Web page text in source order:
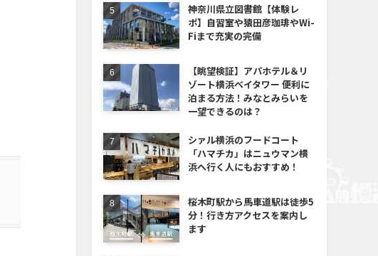
神奈川県立図書館【体験レ
ポ】自習室や猿田彦珈琲やWi-
Fiまで充実の完備
【眺望検証】アパホテル＆リ
ゾート横浜ベイタワー 便利に
泊まる方法！みなとみらいを
一望できるのは？
シァル横浜のフードコート
「ハマチカ」はニュウマン横
浜へ行く人にもおすすめ！
桜木町駅から馬車道駅は徒歩5
分！行き方アクセスを案内し
ます